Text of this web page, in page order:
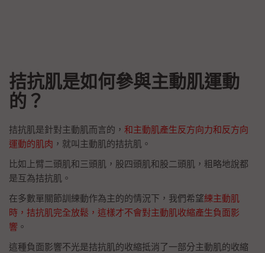
拮抗肌是如何參與主動肌運動
的？
拮抗肌是針對主動肌而言的， 和主動肌產生反方向力和反方向
運動的肌肉 ，就叫主動肌的拮抗肌。
比如上臂二頭肌和三頭肌，股四頭肌和股二頭肌，粗略地說都
是互為拮抗肌。
在多數單關節訓練動作為主的的情況下，我們希望練主動肌
時，拮抗肌完全放鬆，這樣才不會對主動肌收縮產生負面影
響 。
這種負面影響不光是拮抗肌的收縮抵消了一部分主動肌的收縮